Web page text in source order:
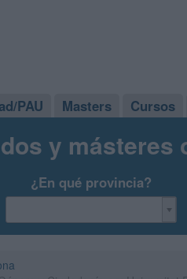
PAU Masters Cursos
y másteres
¿En qué provincia?